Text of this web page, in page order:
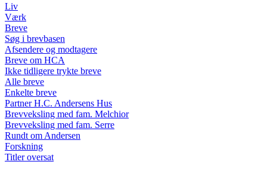
Liv
Værk
Breve
Søg i brevbasen
Afsendere og modtagere
Breve om HCA
Ikke tidligere trykte breve
Alle breve
Enkelte breve
Partner H.C. Andersens Hus
Brevveksling med fam. Melchior
Brevveksling med fam. Serre
Rundt om Andersen
Forskning
Titler oversat